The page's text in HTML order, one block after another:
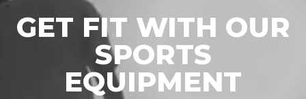
GET FIT WITH OUR
SPORTS
EQUIPMENT